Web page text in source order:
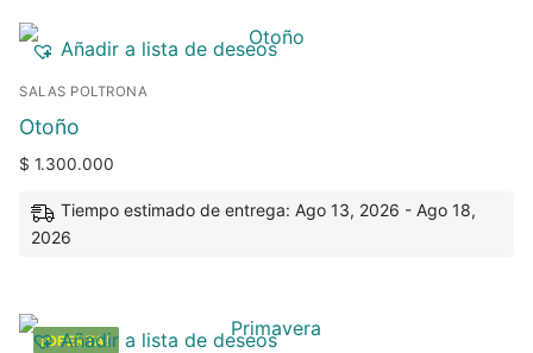
Añadir a lista de deseos
SALAS POLTRONA
Otoño
$ 1.300.000
Tiempo estimado de entrega: Ago 13, 2026 - Ago 18,
2026
¡OFERTA!
Añadir a lista de deseos